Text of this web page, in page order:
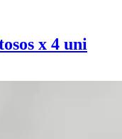
x 4 uni